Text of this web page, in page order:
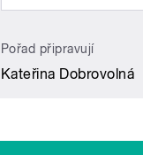
Pořad připravují
Kateřina Dobrovolná